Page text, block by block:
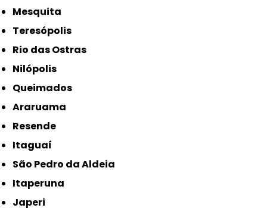
Mesquita
Teresópolis
Rio das Ostras
Nilópolis
Queimados
Araruama
Resende
Itaguaí
São Pedro da Aldeia
Itaperuna
Japeri